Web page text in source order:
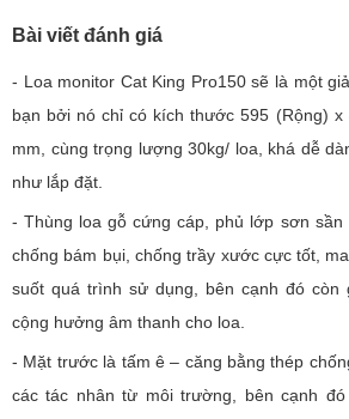
Bài viết đánh giá
- Loa monitor Cat King Pro150 sẽ là một
bạn bởi nó chỉ có kích thước 595 (Rộng) x
mm, cùng trọng lượng 30kg/ loa, khá dễ
như lắp đặt.
- Thùng loa gỗ cứng cáp, phủ lớp sơn sần
chống bám bụi, chống trầy xước cực tốt,
suốt quá trình sử dụng, bên cạnh đó còn
cộng hưởng âm thanh cho loa.
- Mặt trước là tấm ê – căng bằng thép
các tác nhân từ môi trường, bên cạnh